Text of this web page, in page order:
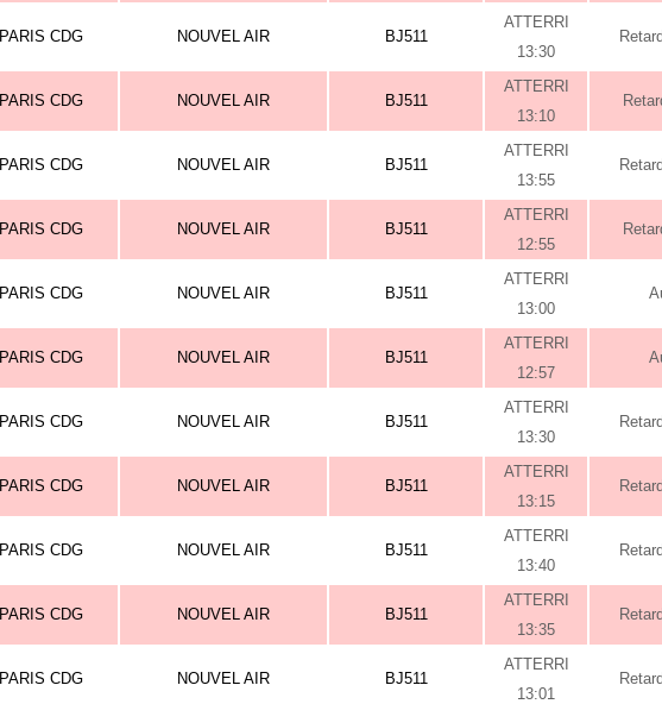
PARIS CDG NOUVEL AIR BJ511
ATTERRI
13:30
PARIS CDG NOUVEL AIR BJ511
ATTERRI
13:10
PARIS CDG NOUVEL AIR BJ511
ATTERRI
13:55
PARIS CDG NOUVEL AIR BJ511
ATTERRI
12:55
PARIS CDG NOUVEL AIR BJ511
ATTERRI
13:00
PARIS CDG NOUVEL AIR BJ511
ATTERRI
12:57
PARIS CDG NOUVEL AIR BJ511
ATTERRI
13:30
PARIS CDG NOUVEL AIR BJ511
ATTERRI
13:15
PARIS CDG NOUVEL AIR BJ511
ATTERRI
13:40
PARIS CDG NOUVEL AIR BJ511
ATTERRI
13:35
PARIS CDG NOUVEL AIR BJ511
ATTERRI
13:01